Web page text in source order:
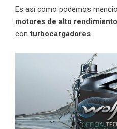
Es así como podemos
motores de alto rendimiento
conturbocargadores.